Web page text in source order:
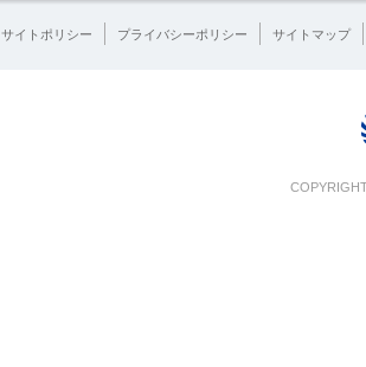
サイトポリシー プライバシーポリシー サイトマップ